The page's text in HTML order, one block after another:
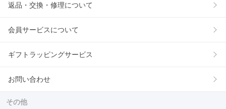
返品・交換・修理について
会員サービスについて
ギフトラッピングサービス
お問い合わせ
その他